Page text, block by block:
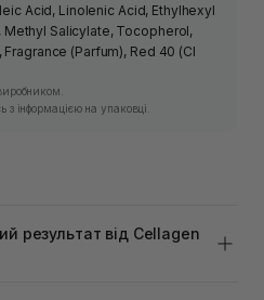
Acid, Linolenic Acid, Ethylhexyl
Salicylate, Tocopherol,
(Parfum), Red 40 (CI
інформацією на упаковці.
результат від Cellagen